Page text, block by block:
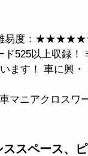
易度：
525以上収録
ます！ 車に興・
車マニアクロス
スペース、